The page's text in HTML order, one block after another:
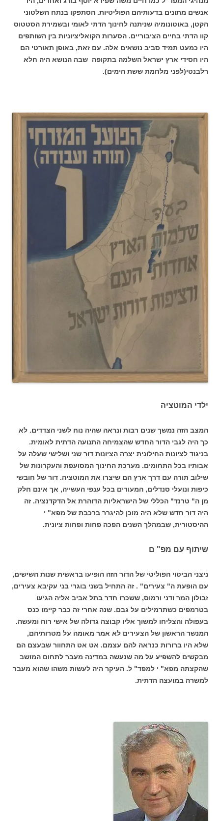
אנשים מתונים בדעותיהם הפוליטיות. הסתפקו בנתח השלטוני
הקטן, באוטונומיה שניתנה לחינוך הדתי לאומי ובשמירת הסטטוס
קוו הדתי בחיים הציבוריים. הסערות הקואליציוניות בין השותפים
היו כמעט תמיד סביב נושאים אלה. עם זאת, באופן תאורטי הם
היו חסידי ארץ ישראל השלמה בתקופה שבה הנושא היה חלא
רלבנטי(לפני מלחמת ששת הימים).
ילדי המוטציה
המצב הזה נמשך שנים רבות ונראה שהיה נוח לשני הצדדים. לא
כך היה לגבי הדור החדש שהצמיחה התנועה הדתית לאומית.
בניגוד לציונות החילונית יצרה הציונות דור שני ושלישי שעלה על
אבותיו בכל התחומים. מערכת החינוך המסועפת והעקרונות של
שילוב תורה עם דרך ארץ הם שיצרו את המוטציה. דור של חובשי
כיפות ונועלי סנדלים, המעורים בכל ענפי העשייה, אך אינם חלק
מן ה" טרנד" הכללי של הישראליות הדוהרת אל הדקדנציה. זה
היה דור חדש שלא היה מוכן להיגרר ברכבת של מפא" י
ההיסטורית, שבמהלך השנים הפכה פחות ופחות ציונית.
שיתוף עם מפ" ם
ניצני הביטוי הפוליטי של הדור הזה הופיעו בראשית שנות השישים,
עם הופעת ה" צעירים" . זה התחיל בשני בוגרי בני עקיבא צעירים,
זבולון המר ודני ורמוס, ששכרו חדר בתל אביב אליה הגיעו
בטרמפים כשתרמילים על גבם. שנה אחרי זה כבר קיימו כנס
בעפולה והצליחו למשוך אליו קבוצה גדולה של אישי רוח ומעשה.
המנשר הראשון של הצעירים לא אמר מאומה על מטרותיהם,
שלא היו ברורות כנראה להם עצמם. אט אט התחוור שבעצם הם
מבקשים להשפיע על מה שנעשה במדינה מעבר לתחום המושב
שהקצתה מפא" י למפד" ל. העיקר היה לעשות משהו שהוא מעבר
למשרה במועצה הדתית.